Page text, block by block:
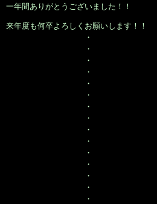
一年間ありがとうございました！！
来年度も何卒よろしくお願いします！！
・
・
・
・
・
・
・
・
・
・
・
・
・
・
・